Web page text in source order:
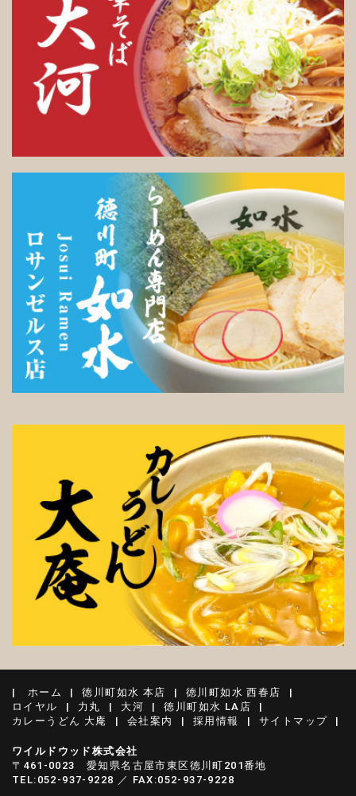
ホーム 徳川町如水 本店
徳川町如水 西春店
ロイヤル
力丸 大河
徳川町如水 LA店
カレーうどん 大庵
会社案内 採用情報 サイトマップ
ワイルドウッド株式会社
〒461-0023 愛知県名古屋市東区徳川町201番地
TEL:052-937-9228 ／ FAX:052-937-9228